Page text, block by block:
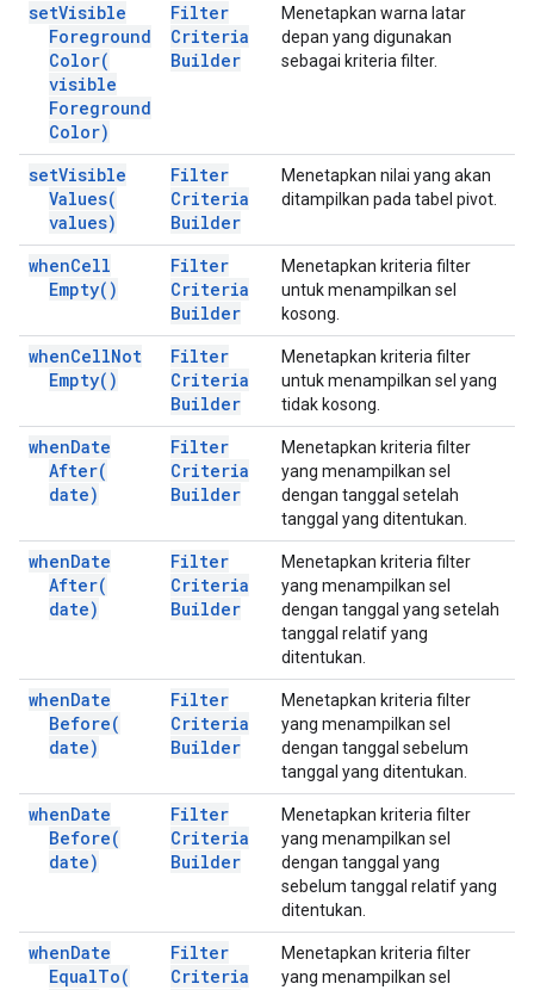
setVisible
Foreground
Color(
visible
Foreground
Color)
Filter
Criteria
Builder
Menetapkan warna latar
depan yang digunakan
sebagai kriteria filter.
setVisible
Values(
values)
Filter
Criteria
Builder
Menetapkan nilai yang akan
ditampilkan pada tabel pivot.
whenCell
Empty( )
Filter
Criteria
Builder
Menetapkan kriteria filter
untuk menampilkan sel
kosong.
whenCellNot
Empty( )
Filter
Criteria
Builder
Menetapkan kriteria filter
untuk menampilkan sel yang
tidak kosong.
whenDate
After(
date)
Filter
Criteria
Builder
Menetapkan kriteria filter
yang menampilkan sel
dengan tanggal setelah
tanggal yang ditentukan.
whenDate
After(
date)
Filter
Criteria
Builder
Menetapkan kriteria filter
yang menampilkan sel
dengan tanggal yang setelah
tanggal relatif yang
ditentukan.
whenDate
Before(
date)
Filter
Criteria
Builder
Menetapkan kriteria filter
yang menampilkan sel
dengan tanggal sebelum
tanggal yang ditentukan.
whenDate
Before(
date)
Filter
Criteria
Builder
Menetapkan kriteria filter
yang menampilkan sel
dengan tanggal yang
sebelum tanggal relatif yang
ditentukan.
whenDate
EqualTo(
Filter
Criteria
Menetapkan kriteria filter
yang menampilkan sel